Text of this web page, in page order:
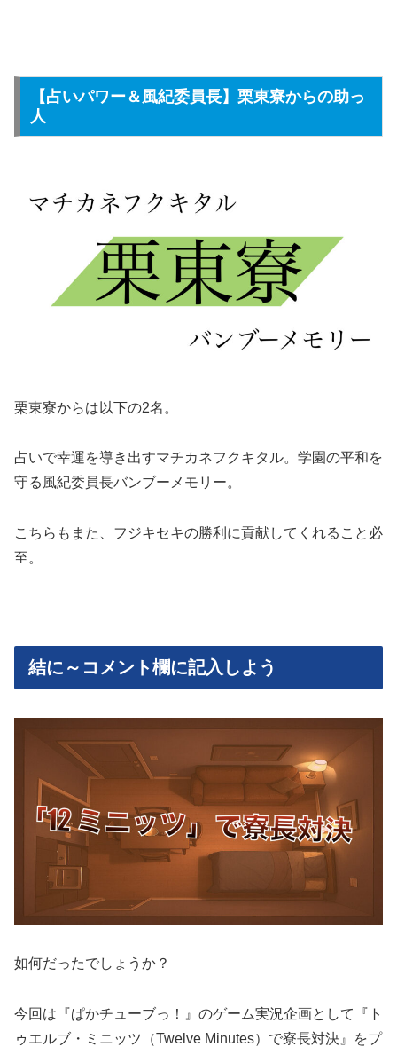
【占いパワー＆風紀委員長】栗東寮からの助っ
人
栗東寮からは以下の2名。
占いで幸運を導き出すマチカネフクキタル。学園の平和を
守る風紀委員長バンブーメモリー。
こちらもまた、フジキセキの勝利に貢献してくれること必
至。
結に～コメント欄に記入しよう
如何だったでしょうか？
今回は『ぱかチューブっ！』のゲーム実況企画として『ト
ゥエルブ・ミニッツ（Twelve Minutes）で寮長対決』をプ